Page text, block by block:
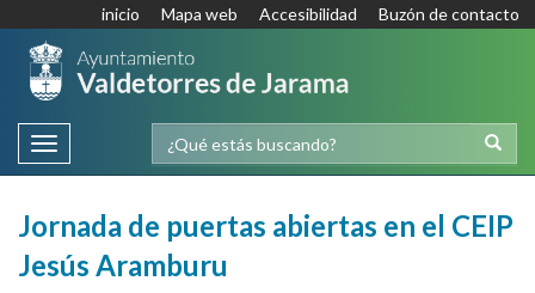
inicio Mapa web Accesibilidad Buzón de contacto
Toggle
navigation
Jornada de puertas abiertas en el CEIP
Jesús Aramburu